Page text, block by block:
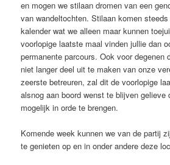
en mogen we stilaan dromen van een
van wandeltochten. Stilaan komen
kalender wat we alleen maar kunnen
voorlopige laatste maal vinden jullie dan
permanente parcours. Ook voor degenen
niet langer deel uit te maken van onze
zeerste betreuren, zal dit de voorlopige
alsnog aan boord wenst te blijven gelieve
mogelijk in orde te brengen.
Komende week kunnen we van de partij
te genieten op en in onder andere deze